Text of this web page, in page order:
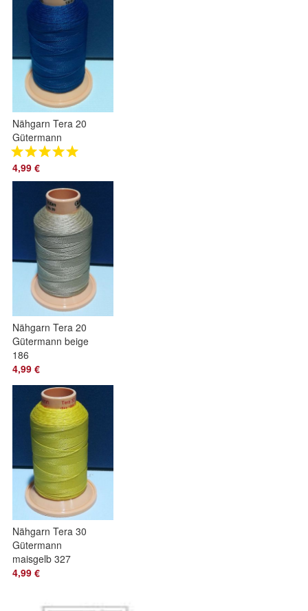
Nähgarn Tera 20
Gütermann
leuchtendes blau
312
4,99 €
Nähgarn Tera 20
Gütermann beige
186
4,99 €
Nähgarn Tera 30
Gütermann
maisgelb 327
4,99 €